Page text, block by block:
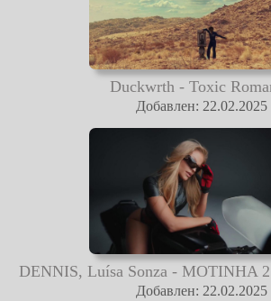
Duckwrth - Toxic
Добавлен: 22.02.2025
DENNIS, Luísa Sonza - MOTINHA
Добавлен: 22.02.2025